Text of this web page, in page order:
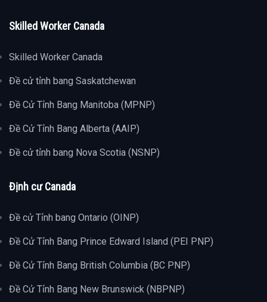
Skilled Worker Canada
Skilled Worker Canada
Đề cử tỉnh bang Saskatchewan
Đề Cử Tỉnh Bang Manitoba (MPNP)
Đề Cử Tỉnh Bang Alberta (AAIP)
Đề cử tỉnh bang Nova Scotia (NSNP)
Định cư Canada
Đề cử Tỉnh bang Ontario (OINP)
Đề Cử Tỉnh Bang Prince Edward Island (PEI PNP)
Đề Cử Tỉnh Bang British Columbia (BC PNP)
Đề Cử Tỉnh Bang New Brunswick (NBPNP)